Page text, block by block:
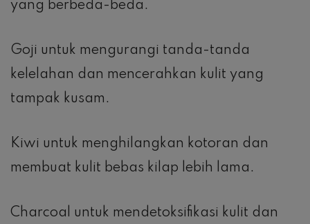
yang berbeda-beda.
Goji untuk mengurangi tanda-tanda
kelelahan dan mencerahkan kulit yang
tampak kusam.
Kiwi untuk menghilangkan kotoran dan
membuat kulit bebas kilap lebih lama.
Charcoal untuk mendetoksifikasi kulit dan